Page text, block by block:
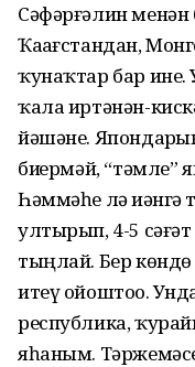
Сәфәрғәлин менән
Ҡаҙағстандан,
ҡунаҡтар бар ине.
ҡала иртәнән-
йәшәне.
биҙҙермәй, “тәмле”
Һәммәһе лә
ултырып, 4-5
тыңлай. Бер
итеү ойоштоҙо.
республика,
яһаным.